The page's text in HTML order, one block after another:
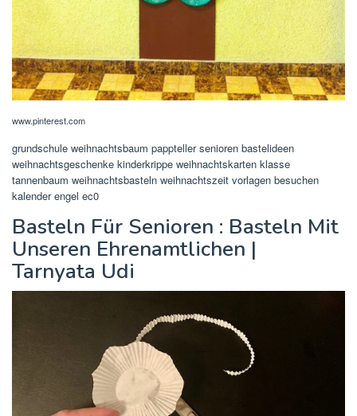
www.pinterest.com
grundschule weihnachtsbaum pappteller senioren bastelideen
weihnachtsgeschenke kinderkrippe weihnachtskarten klasse
tannenbaum weihnachtsbasteln weihnachtszeit vorlagen besuchen
kalender engel ec0
Basteln Für Senioren : Basteln Mit
Unseren Ehrenamtlichen |
Tarnyata Udi